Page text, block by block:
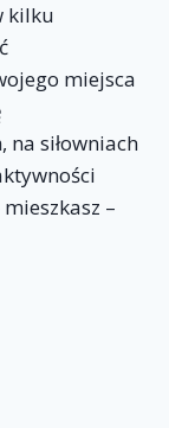
kilku
miejsca
na siłowniach
–